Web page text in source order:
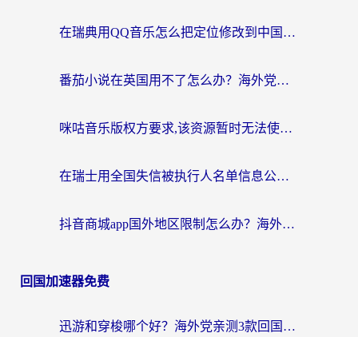
在瑞典用QQ音乐怎么把定位修改到中国国内？留学生亲测有效的回国加速方案
番茄小说在英国用不了怎么办？海外党亲测有效的回国加速解决方案
咪咕音乐版权方要求,该资源暂时无法使用？海外党这样解决听歌听书+看剧炒股难题
在瑞士用全国失信被执行人名单信息公布与查询地区限制怎么办？还能看欧洲杯直播和咪咕视频吗？
抖音商城app国外地区限制怎么办？海外党解锁国内内容的实用指南
回国加速器免费
迅游和穿梭哪个好？海外党亲测3款回国加速器+手游加速对比，附避坑指南